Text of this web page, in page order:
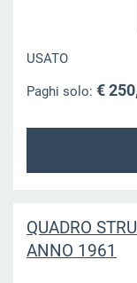
USATO
Paghi solo: €
QUADRO
ANNO 1961